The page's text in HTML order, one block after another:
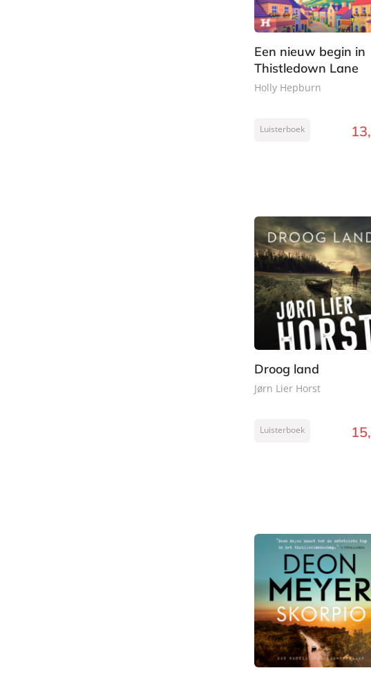
Een nieuw begin in
Thistledown Lane
Holly Hepburn
13,
Luisterboek
Droog land
Jørn Lier Horst
15,
Luisterboek